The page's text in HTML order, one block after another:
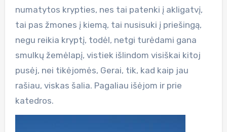
numatytos krypties, nes tai patenki į akligatvį,
tai pas žmones į kiemą, tai nusisuki į priešingą,
negu reikia kryptį, todėl, netgi turėdami gana
smulkų žemėlapį, vistiek išlindom visiškai kitoj
pusėj, nei tikėjomės, Gerai, tik, kad kaip jau
rašiau, viskas šalia. Pagaliau išėjom ir prie
katedros.